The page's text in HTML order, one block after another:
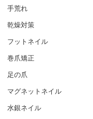
手荒れ
乾燥対策
フットネイル
巻爪矯正
足の爪
マグネットネイル
水銀ネイル